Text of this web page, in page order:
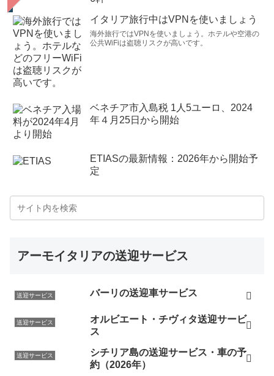
イタリア旅行中はVPNを使いましょう
海外旅行ではVPNを使いましょう。ホテルや空港の
公共WiFiは盗聴リスクが高いです。
ベネチア市入島税 1人5ユーロ、2024
年４月25日から開始
ETIASの最新情報：2026年から開始予
定
アーモイタリアの送迎サービス
送迎サービス バーリの送迎車サービス
送迎サービス
オルビエート・チヴィタ送迎サービ
ス
送迎サービス
シチリア島の送迎サービス・車の予
約（2026年）